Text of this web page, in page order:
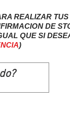
REALIZAR TUS
DE
QUE SI
)